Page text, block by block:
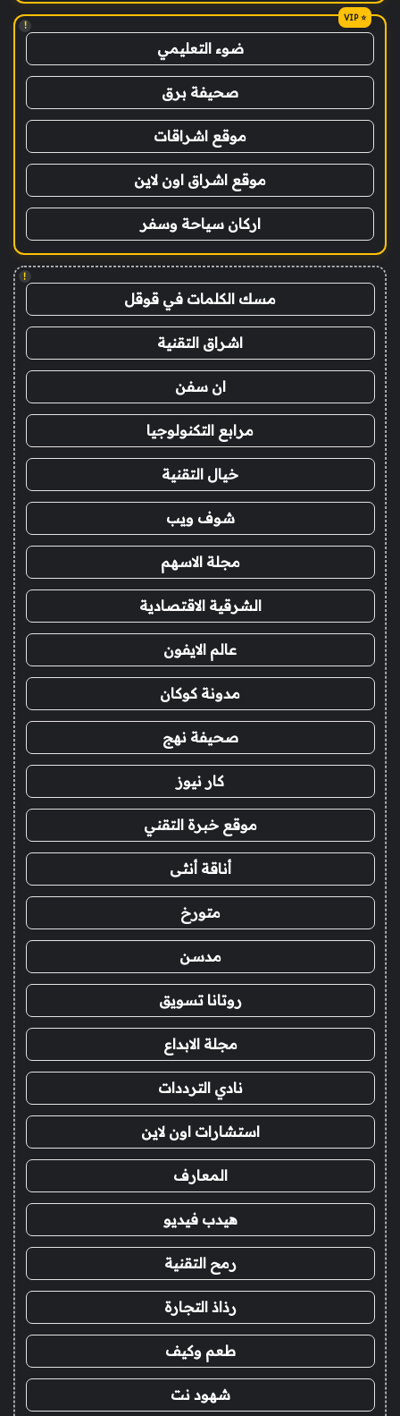
!
ضوء التعليمي
صحيفة برق
موقع اشراقات
موقع اشراق اون لاين
اركان سياحة وسفر
!
مسك الكلمات في قوقل
اشراق التقنية
ان سفن
مرابع التكنولوجيا
خيال التقنية
شوف ويب
مجلة الاسهم
الشرقية الاقتصادية
عالم الايفون
مدونة كوكان
صحيفة نهج
كار نيوز
موقع خبرة التقني
أناقة أنثى
متورخ
مدسن
روتانا تسويق
مجلة الابداع
نادي الترددات
استشارات اون لاين
المعارف
هيدب فيديو
رمح التقنية
رذاذ التجارة
طعم وكيف
شهود نت